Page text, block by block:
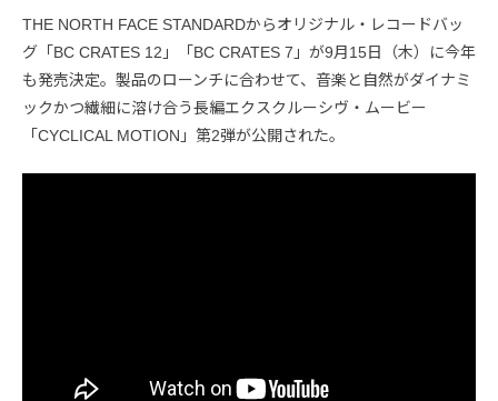
THE NORTH FACE STANDARDからオリジナル・レコードバッ
グ「BC CRATES 12」「BC CRATES 7」が9月15日（木）に今年
も発売決定。製品のローンチに合わせて、音楽と自然がダイナミ
ックかつ繊細に溶け合う長編エクスクルーシヴ・ムービー
「CYCLICAL MOTION」第2弾が公開された。